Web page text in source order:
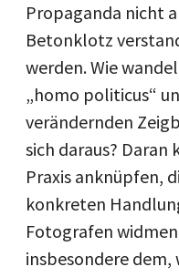
Propaganda nicht
Betonklotz
werden. Wie
„homo politicus“
verändernden
sich daraus? Daran
Praxis anknüpfen,
konkreten
Fotografen
insbesondere dem,